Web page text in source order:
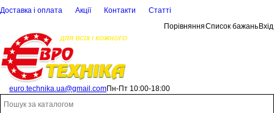
Доставка і оплата Акції Контакти
Статті
ПорівнянняСписок бажань Вхід
euro.technika.ua@gmail.comПн-Пт 10:00-18:00